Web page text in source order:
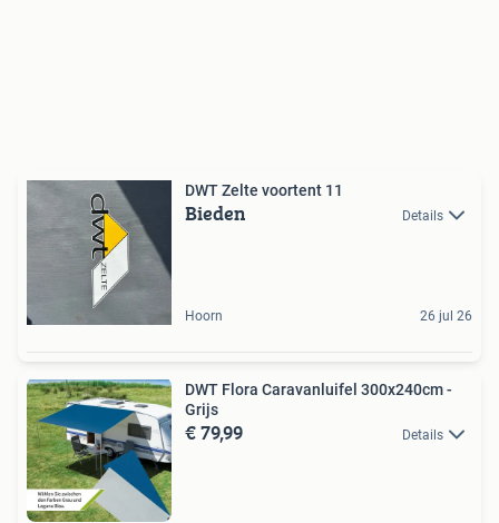
DWT Zelte voortent 11
Bieden Details
Hoorn 26 jul 26
DWT Flora Caravanluifel 300x240cm -
Grijs
€ 79,99 Details